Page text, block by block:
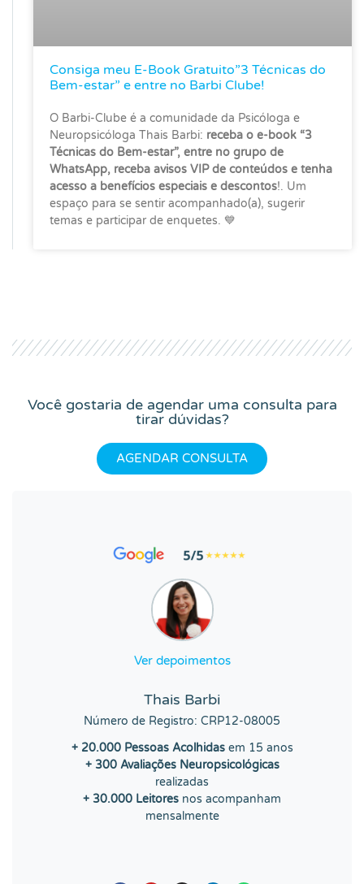
Consiga meu E-Book Gratuito”3 Técnicas do
Bem-estar” e entre no Barbi Clube!
O Barbi-Clube é a comunidade da Psicóloga e
Neuropsicóloga Thais Barbi: receba o e-book “3
Técnicas do Bem-estar”, entre no grupo de
WhatsApp, receba avisos VIP de conteúdos e tenha
acesso a benefícios especiais e descontos!. Um
espaço para se sentir acompanhado(a), sugerir
temas e participar de enquetes. 💙
Você gostaria de agendar uma consulta para
tirar dúvidas?
AGENDAR CONSULTA
Ver depoimentos
Thais Barbi
Número de Registro: CRP12-08005
+ 20.000 Pessoas Acolhidas em 15 anos
+ 300 Avaliações Neuropsicológicas
realizadas
+ 30.000 Leitores nos acompanham
mensalmente